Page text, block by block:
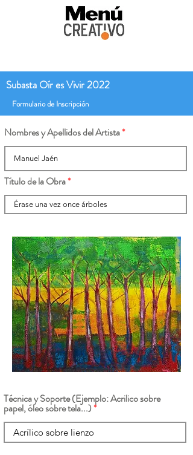
Subasta Oír es Vivir 2022
Formulario de Inscripción
Nombres y Apellidos del Artista
Título de la Obra
Técnica y Soporte (Ejemplo: Acrilico sobre
papel, óleo sobre tela...)